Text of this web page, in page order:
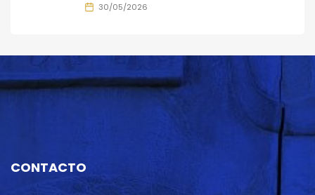
30/05/2026
CONTACTO